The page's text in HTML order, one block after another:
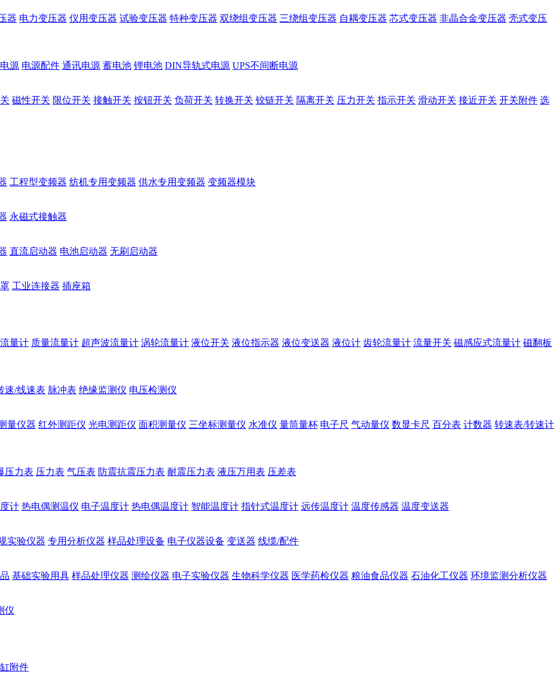
器 电力变压器 仪用变压器 试验变压器 特种变压器 双绕组变压器 三绕组变压器 自耦变压器 芯式变压器 非晶合金变压器 壳式变压
源 电源配件 通讯电源 蓄电池 锂电池 DIN导轨式电源 UPS不间断电源
磁性开关 限位开关 接触开关 按钮开关 负荷开关 转换开关 铰链开关 隔离开关 压力开关 指示开关 滑动开关 接近开关 开关附件 选
工程型变频器 纺机专用变频器 供水专用变频器 变频器模块
永磁式接触器
直流启动器 电池启动器 无刷启动器
工业连接器 插座箱
量计 质量流量计 超声波流量计 涡轮流量计 液位开关 液位指示器 液位变送器 液位计 齿轮流量计 流量开关 磁感应式流量计 磁翻板
速/线速表 脉冲表 绝缘监测仪 电压检测仪
量仪器 红外测距仪 光电测距仪 面积测量仪 三坐标测量仪 水准仪 量筒量杯 电子尺 气动量仪 数显卡尺 百分表 计数器 转速表/转速计
压力表 压力表 气压表 防震抗震压力表 耐震压力表 液压万用表 压差表
计 热电偶测温仪 电子温度计 热电偶温度计 智能温度计 指针式温度计 远传温度计 温度传感器 温度变送器
实验仪器 专用分析仪器 样品处理设备 电子仪器设备 变送器 线缆/配件
基础实验用具 样品处理仪器 测绘仪器 电子实验仪器 生物科学仪器 医学药检仪器 粮油食品仪器 石油化工仪器 环境监测分析仪器
仪
附件